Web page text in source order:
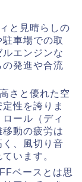
と見晴らしの
車場での取
エンジンな
発進や合流
さと優れた空
性を誇りま
ール（ディ
動の疲労は
、風切り音
います。
FFベースとは思